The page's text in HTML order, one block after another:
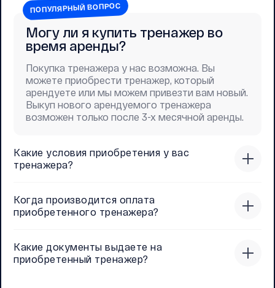
Какие условия приобретения у вас
тренажера?
Когда производится оплата
приобретенного тренажера?
Какие документы выдаете на
приобретенный тренажер?
ПОПУЛЯРНЫЙ ВОПРОС
Могу ли я купить тренажер во
время аренды?
Покупка тренажера у нас возможна. Вы
можете приобрести тренажер, который
арендуете или мы можем привезти вам новый.
Выкуп нового арендуемого тренажера
возможен только после 3-х месячной аренды.